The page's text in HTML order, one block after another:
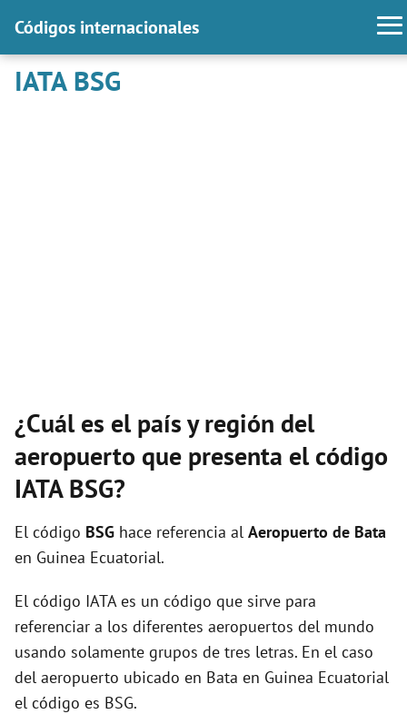
Códigos internacionales
IATA BSG
¿Cuál es el país y región del
aeropuerto que presenta el código
IATA BSG?
El código BSG hace referencia al Aeropuerto de Bata
en Guinea Ecuatorial.
El código IATA es un código que sirve para
referenciar a los diferentes aeropuertos del mundo
usando solamente grupos de tres letras. En el caso
del aeropuerto ubicado en Bata en Guinea Ecuatorial
el código es BSG.